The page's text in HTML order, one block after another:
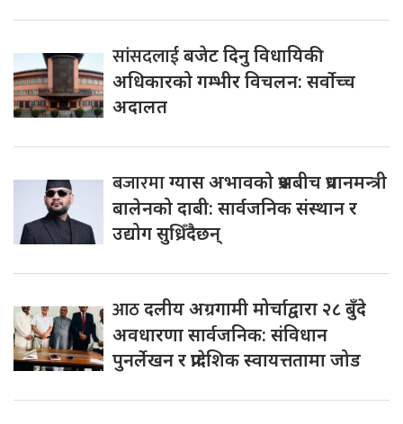
सांसदलाईबजेट दिनु विधायिकी
अधिकारको गम्भीर विचलन: सर्वोच्च
अदालत
बजारमाग्यास अभावको प्रश्नबीच प्रधानमन्त्री
बालेनको दाबी: सार्वजनिक संस्थान र
उद्योग सुध्रिँदैछन्
आठदलीय अग्रगामी मोर्चाद्वारा २८ बुँदे
अवधारणा सार्वजनिक: संविधान
पुनर्लेखन र प्रादेशिक स्वायत्ततामा जोड